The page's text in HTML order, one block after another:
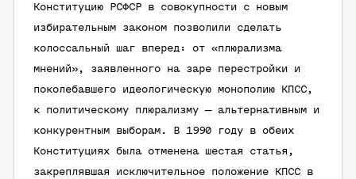
Конституцию РСФСР в совокупности с новым
избирательным законом позволили сделать
колоссальный шаг вперед: от «плюрализма
мнений», заявленного на заре перестройки и
поколебавшего идеологическую монополию КПСС,
к политическому плюрализму — альтернативным и
конкурентным выборам. В 1990 году в обеих
Конституциях была отменена шестая статья,
закреплявшая исключительное положение КПСС в